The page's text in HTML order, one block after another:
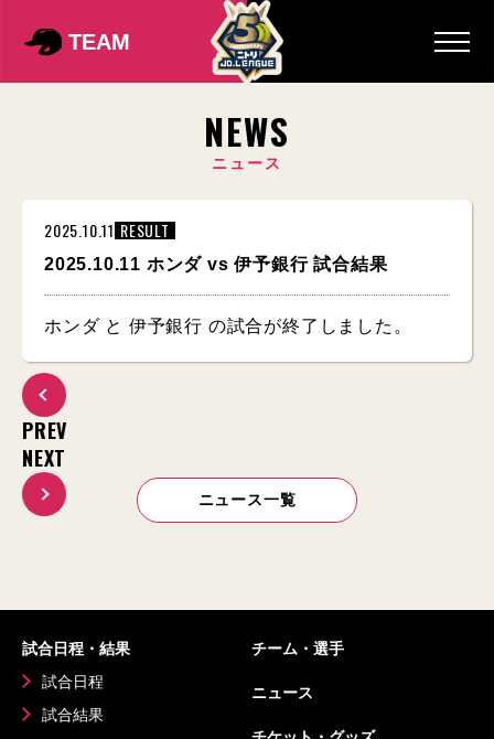
TEAM
NEWS
ニュース
2025.10.11 RESULT
2025.10.11 ホンダ vs 伊予銀行 試合結果
ホンダ と 伊予銀行 の試合が終了しました。
PREV
ニュース一覧
NEXT
試合日程・結果
試合日程
試合結果
チーム・選手
ニュース